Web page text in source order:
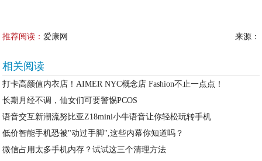
推荐阅读：爱康网 来源：
相关阅读
打卡高颜值内衣店！AIMER NYC概念店 Fashion不止一点点！
长期月经不调，仙女们可要警惕PCOS
语音交互新潮流努比亚Z18mini小牛语音让你轻松玩转手机
低价智能手机恐被"动过手脚",这些内幕你知道吗？
微信占用太多手机内存？试试这三个清理方法